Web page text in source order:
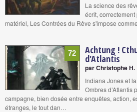
La science des
écrit,
matériel, Les Contrées du Rêve s'impose
72 Achtung !
d'Atlantis
par Christophe H.
Indiana Jones et
Ombres d’Atlantis
campagne, bien dosée entre enquêtes, action,
étranges, le tout dan…